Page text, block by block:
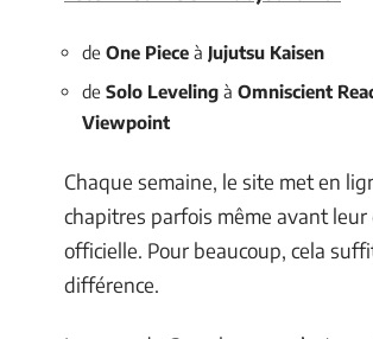
de One Piece à Jujutsu Kaisen
de Solo Leveling à Omniscient
Viewpoint
Chaque semaine, le site met en
chapitres parfois même avant
officielle. Pour beaucoup, cela
différence.